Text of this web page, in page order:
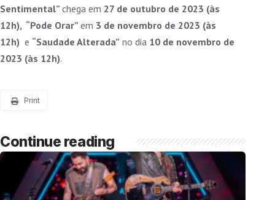
Sentimental” chega em 27 de outubro de 2023 (às
12h), “Pode Orar” em 3 de novembro de 2023 (às
12h) e “Saudade Alterada” no dia 10 de novembro de
2023 (às 12h).
Print
Continue reading